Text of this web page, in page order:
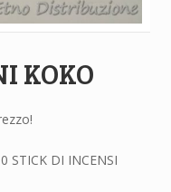
KOKO
STICK DI INCENSI